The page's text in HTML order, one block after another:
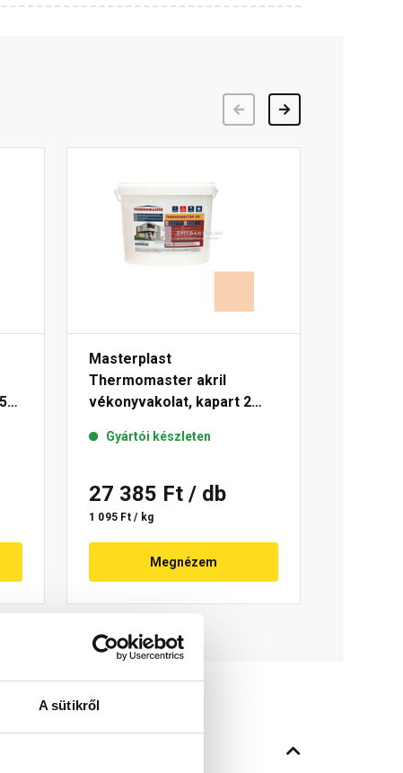
A sütikről
Masterplast
Thermomaster akril
vékonyvakolat, kapart 2
Gyártói készleten
27 385 Ft / db
1 095 Ft / kg
Megnézem